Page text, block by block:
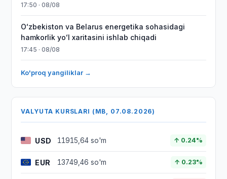
17:50 · 08/08
Oʻzbekiston va Belarus energetika sohasidagi
hamkorlik yoʻl xaritasini ishlab chiqadi
17:45 · 08/08
Ko'proq yangiliklar →
VALYUTA KURSLARI (MB, 07.08.2026)
USD 11915,64 so'm ↑ 0.24%
EUR 13749,46 so'm ↑ 0.23%